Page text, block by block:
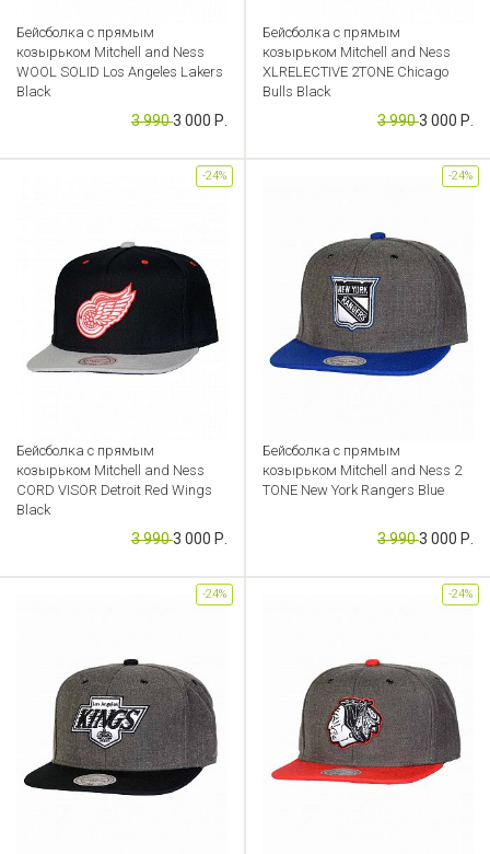
Бейсболка с прямым
козырьком Mitchell and Ness
WOOL SOLID Los Angeles Lakers
Black
Артикул: CB000049140
3 9903 000 Р.
Бейсболка с прямым
козырьком Mitchell and Ness
XLRELECTIVE 2TONE Chicago
Bulls Black
Артикул: CB000049132
3 9903 000 Р.
Бейсболка с прямым
козырьком Mitchell and Ness
CORD VISOR Detroit Red Wings
Black
Артикул: CB000049137
3 9903 000 Р.
-24%
Бейсболка с прямым
козырьком Mitchell and Ness 2
TONE New York Rangers Blue
Артикул: CB000049167
3 9903 000 Р.
-24%
-24% -24%